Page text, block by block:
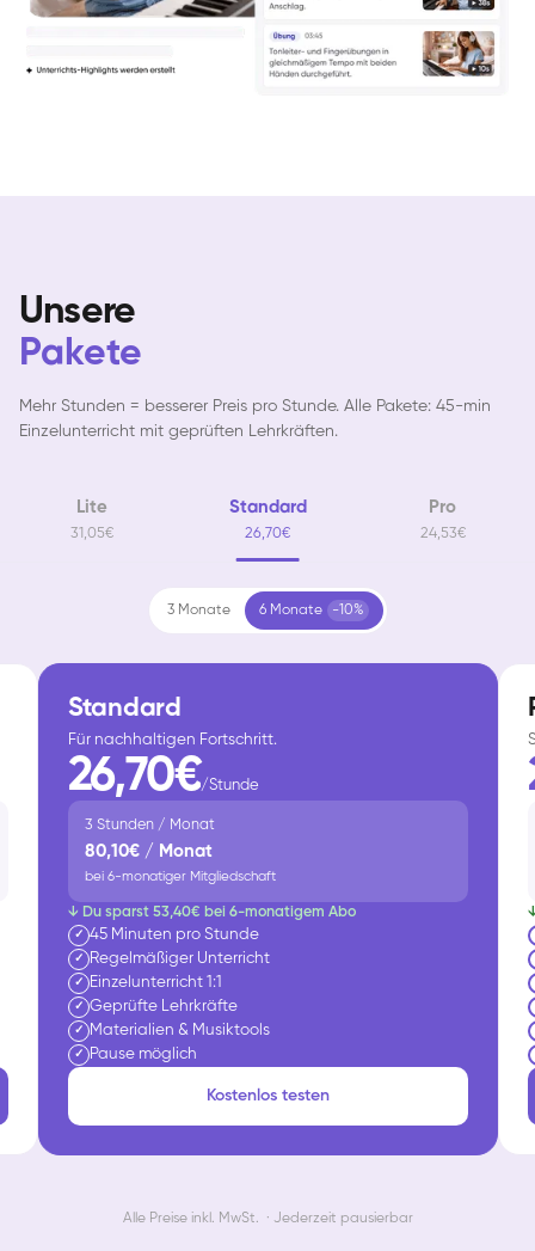
Klavier / Piano / Flügel
Unsere
Pakete
Mehr Stunden = besserer Preis pro Stunde. Alle Pakete: 45-min
Einzelunterricht mit geprüften Lehrkräften.
Lite
31,05€
Standard
26,70€
Pro
24,53€
3 Monate 6 Monate -10%
Standard
Für nachhaltigen Fortschritt.
26,70€/Stunde
3 Stunden / Monat
80,10€ / Monat
bei 6-monatiger Mitgliedschaft
↓ Du sparst 53,40€ bei 6-monatigem Abo
✓ 45 Minuten pro Stunde
✓ Regelmäßiger Unterricht
✓ Einzelunterricht 1:1
✓ Geprüfte Lehrkräfte
✓ Materialien & Musiktools
✓ Pause möglich
Kostenlos testen
Alle Preise inkl. MwSt. · Jederzeit pausierbar